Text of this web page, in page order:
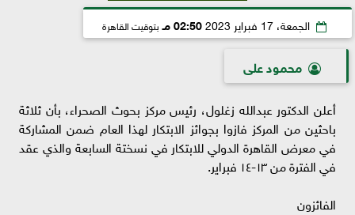
الجمعة، 17 فبراير 2023 02:50 مـ بتوقيت القاهرة
محمود على
أعلن الدكتور عبدالله زغلول، رئيس مركز بحوث الصحراء، بأن ثلاثة
باحثين من المركز فازوا بجوائز الابتكار لهذا العام ضمن المشاركة
في معرض القاهرة الدولي للابتكار في نسختة السابعة والذي عقد
في الفترة من ١٣-١٤ فبراير.
الفائزون